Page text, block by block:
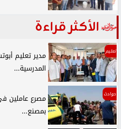
الأكثر قراءة
تعليم
مدير تعليم
المدرسية...
حوادث
مصرع عاملين
بمصنع...